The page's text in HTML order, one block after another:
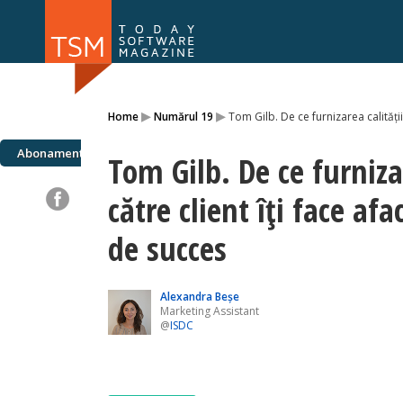
Home▸Numărul 19 ▸Tom Gilb. De ce furnizarea
Abonamente
Tom Gilb. De ce
către client îți face
de succes
Alexandra Beşe
Marketing Assistant
@ISDC